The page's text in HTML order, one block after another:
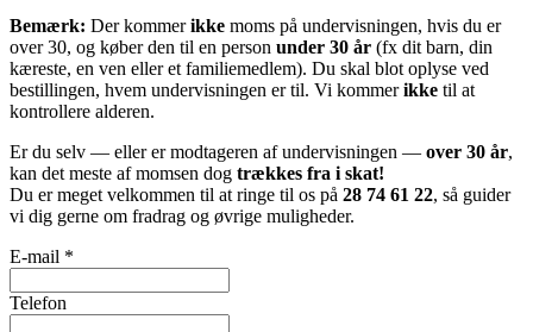
Bemærk: Der kommerikke moms på undervisningen, hvis du er
over 30, og køber den til en person under 30 år (fx dit barn, din
kæreste, en ven eller et familiemedlem). Du skal blot oplyse ved
bestillingen, hvem undervisningen er til. Vi kommerikke til at
kontrollere alderen.
Er du selv — eller er modtageren af undervisningen — over 30 år,
kan det meste af momsen dog trækkes fra i skat!
Du er meget velkommen til at ringe til os på 28 74 61 22, så guider
vi dig gerne om fradrag og øvrige muligheder.
E-mail *
Telefon